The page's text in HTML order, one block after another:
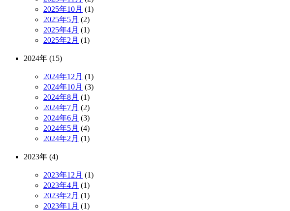
2025年10月 (1)
2025年5月 (2)
2025年4月 (1)
2025年2月 (1)
2024年 (15)
2024年12月 (1)
2024年10月 (3)
2024年8月 (1)
2024年7月 (2)
2024年6月 (3)
2024年5月 (4)
2024年2月 (1)
2023年 (4)
2023年12月 (1)
2023年4月 (1)
2023年2月 (1)
2023年1月 (1)